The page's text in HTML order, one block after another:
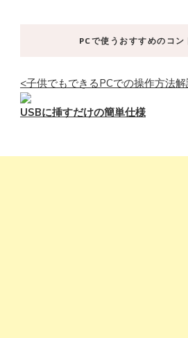
PCで使うおすすめのコン
<子供でもできるPCでの操作方法
USBに挿すだけの簡単仕様